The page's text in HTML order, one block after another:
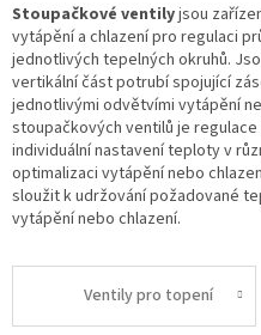
Stoupačkové ventilyjsou
vytápění a chlazení pro regulaci
jednotlivých tepelných okruhů.
vertikální část potrubí spojující
jednotlivými odvětvími vytápění
stoupačkových ventilů je
individuální nastavení teploty v
optimalizaci vytápění nebo
sloužit k udržování požadované
vytápění nebo chlazení.
Ventily pro topení